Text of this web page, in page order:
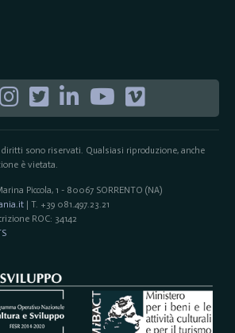
sono riservati. Qualsiasi riproduzione, anche
è vietata.
Piccola, 1 - 80067 SORRENTO (NA)
| T. +39 081.497.23.21
ROC: 34142